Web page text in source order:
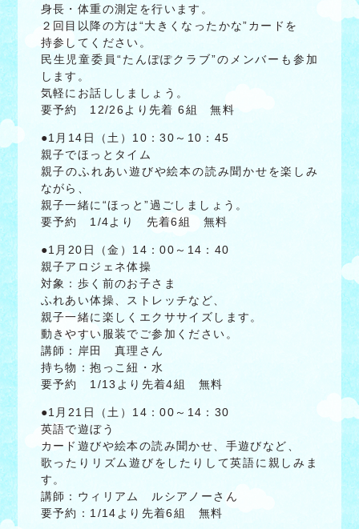
身長・体重の測定を行います。
２回目以降の方は“大きくなったかな”カードを
持参してください。
民生児童委員“たんぽぽクラブ”のメンバーも参加
します。
気軽にお話ししましょう。
要予約 12/26より先着 6組 無料
●1月14日（土）10：30～10：45
親子でほっとタイム
親子のふれあい遊びや絵本の読み聞かせを楽しみ
ながら、
親子一緒に“ほっと”過ごしましょう。
要予約 1/4より 先着6組 無料
●1月20日（金）14：00～14：40
親子アロジェネ体操
対象：歩く前のお子さま
ふれあい体操、ストレッチなど、
親子一緒に楽しくエクササイズします。
動きやすい服装でご参加ください。
講師：岸田 真理さん
持ち物：抱っこ紐・水
要予約 1/13より先着4組 無料
●1月21日（土）14：00～14：30
英語で遊ぼう
カード遊びや絵本の読み聞かせ、手遊びなど、
歌ったりリズム遊びをしたりして英語に親しみま
す。
講師：ウィリアム ルシアノーさん
要予約：1/14より先着6組 無料